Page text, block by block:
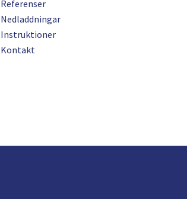
Referenser
Nedladdningar
Instruktioner
Kontakt